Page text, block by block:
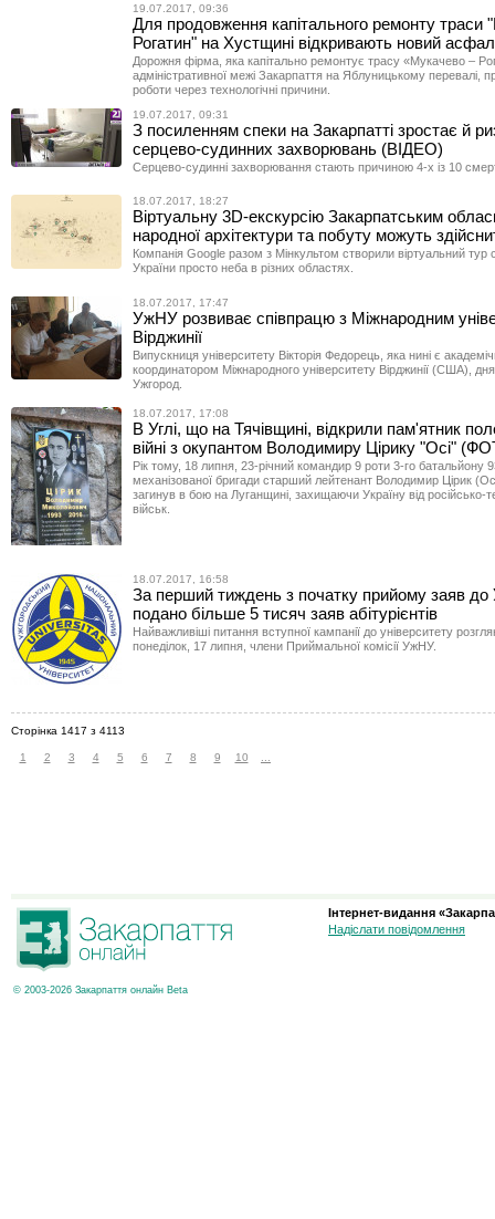
19.07.2017, 09:36
Для продовження капітального ремонту траси
Рогатин" на Хустщині відкривають новий
Дорожня фірма, яка капітально ремонтує трасу «Мукачево –
адміністративної межі Закарпаття на Яблуницькому перевалі,
роботи через технологічні причини.
19.07.2017, 09:31
З посиленням спеки на Закарпатті зростає й
серцево-судинних захворювань (ВІДЕО)
Серцево-судинні захворювання стають причиною 4-х із 10
18.07.2017, 18:27
Віртуальну 3D-екскурсію Закарпатським
народної архітектури та побуту можуть
Компанія Google разом з Мінкультом створили віртуальний
України просто неба в різних областях.
18.07.2017, 17:47
УжНУ розвиває співпрацю з Міжнародним
Вірджинії
Випускниця університету Вікторія Федорець, яка нині є
координатором Міжнародного університету Вірджинії (США),
Ужгород.
18.07.2017, 17:08
В Углі, що на Тячівщині, відкрили пам'ятник
війні з окупантом Володимиру Цірику "Осі"
Рік тому, 18 липня, 23-річний командир 9 роти 3-го батальйону
механізованої бригади старший лейтенант Володимир Цірик
загинув в бою на Луганщині, захищаючи Україну від російсько-
військ.
18.07.2017, 16:58
За перший тиждень з початку прийому заяв
подано більше 5 тисяч заяв абітурієнтів
Найважливіші питання вступної кампанії до університету
понеділок, 17 липня, члени Приймальної комісії УжНУ.
Сторінка 1417 з 4113
1 2 3 4 5 6 7 8 9 10
© 2003-2026 Закарпаття онлайн Beta
Інтернет-видання
Надіслати повідомлення